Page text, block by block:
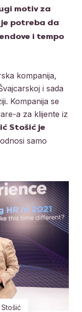
motiv za
potreba da
i tempo
kompanija,
i sada
Kompanija se
a za klijente iz
Stošić je
odnosi samo